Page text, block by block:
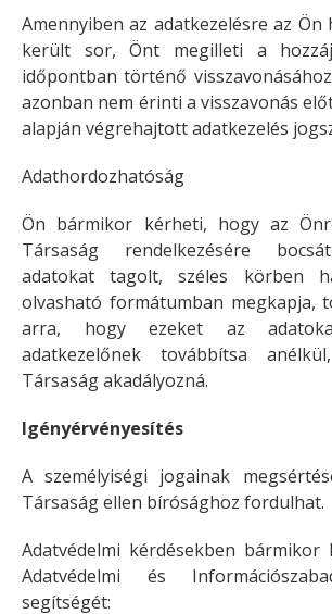
Amennyiben az adatkezelésre az Ön
került sor, Önt megilleti a
időpontban történő
azonban nem érinti a visszavonás
alapján végrehajtott adatkezelés
Adathordozhatóság
Ön bármikor kérheti, hogy az
Társaság rendelkezésére
adatokat tagolt, széles körben
olvasható formátumban megkapja,
arra, hogy ezeket az
adatkezelőnek továbbítsa
Társaság akadályozná.
Igényérvényesítés
A személyiségi jogainak
Társaság ellen bírósághoz fordulhat.
Adatvédelmi kérdésekben bármikor
Adatvédelmi és
segítségét: